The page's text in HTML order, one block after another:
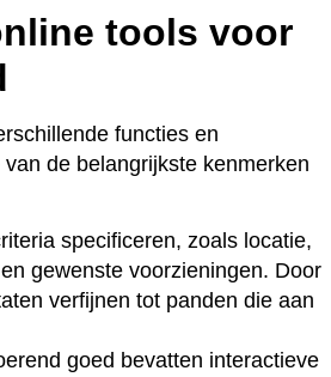
tools voor
functies en
de belangrijkste kenmerken
specificeren, zoals locatie,
gewenste voorzieningen. Door
verfijnen tot panden die aan
goed bevatten interactieve